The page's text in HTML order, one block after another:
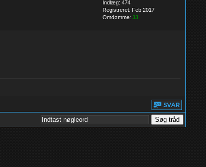
Indlæg: 474
Registreret: Feb 2017
Omdømme: 33